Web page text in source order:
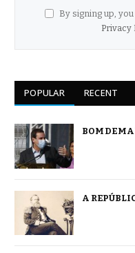
By signing up,
Privacy
POPULAR RECENT
BOM
A